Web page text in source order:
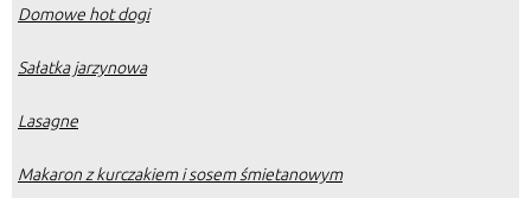
Domowe hot dogi
Sałatka jarzynowa
Lasagne
Makaron z kurczakiem i sosem śmietanowym